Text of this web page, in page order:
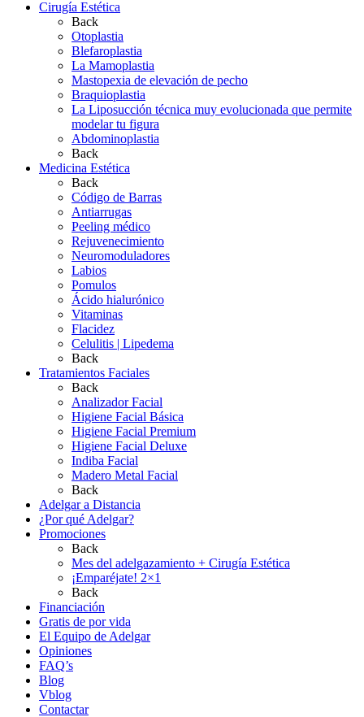
Cirugía Estética
Back
Otoplastia
Blefaroplastia
La Mamoplastia
Mastopexia de elevación de pecho
Braquioplastia
La Liposucción técnica muy evolucionada que permite
modelar tu figura
Abdominoplastia
Back
Medicina Estética
Back
Código de Barras
Antiarrugas
Peeling médico
Rejuvenecimiento
Neuromoduladores
Labios
Pomulos
Ácido hialurónico
Vitaminas
Flacidez
Celulitis | Lipedema
Back
Tratamientos Faciales
Back
Analizador Facial
Higiene Facial Básica
Higiene Facial Premium
Higiene Facial Deluxe
Indiba Facial
Madero Metal Facial
Back
Adelgar a Distancia
¿Por qué Adelgar?
Promociones
Back
Mes del adelgazamiento + Cirugía Estética
¡Emparéjate! 2×1
Back
Financiación
Gratis de por vida
El Equipo de Adelgar
Opiniones
FAQ’s
Blog
Vblog
Contactar